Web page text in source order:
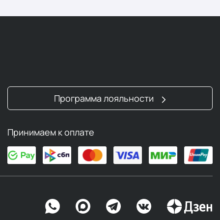
Программа лояльности
Принимаем к оплате